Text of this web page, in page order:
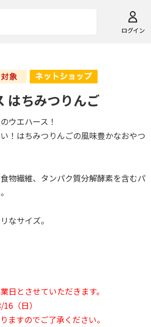
ログイン
はちみつりんご
ウエハース！
！はちみつりんごの風味豊かなおやつ
物繊維、タンパク質分解酵素を含むパ
なサイズ。
日とさせていただきます。
（日）
ますのでご了承ください。